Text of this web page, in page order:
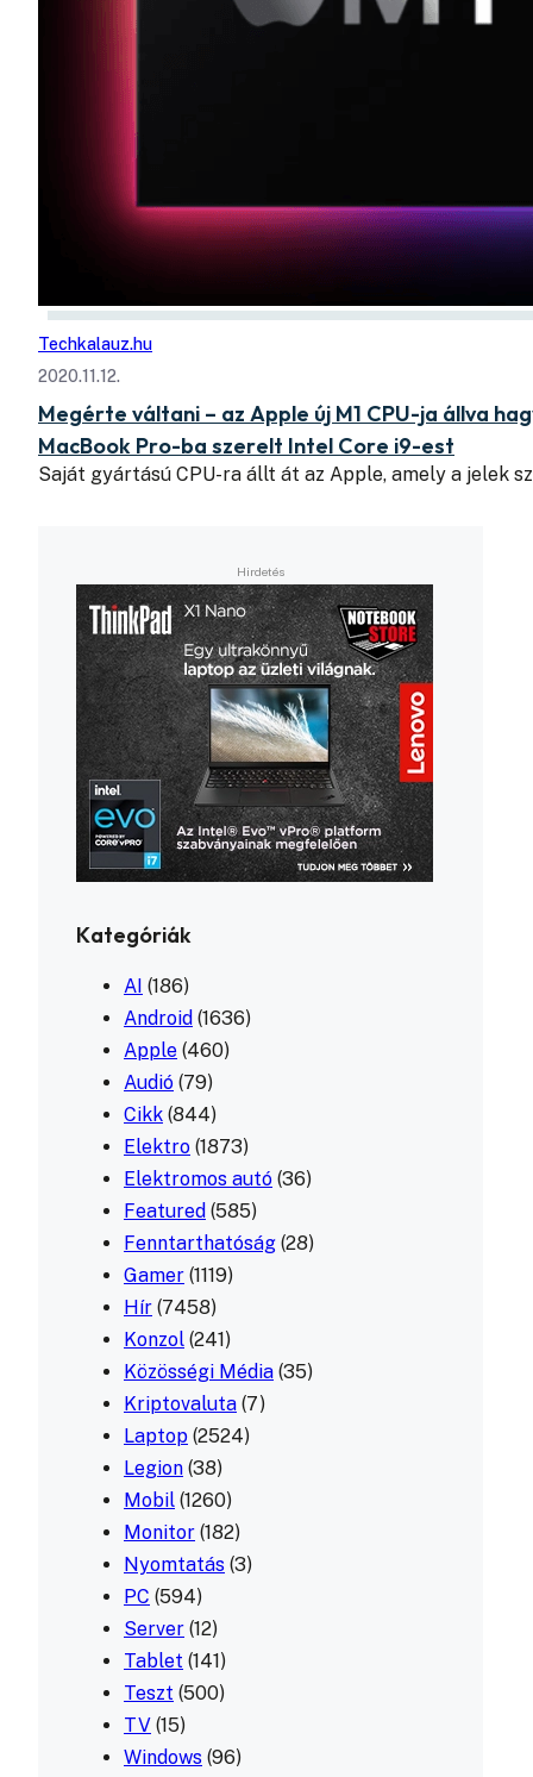
Techkalauz.hu
2020.11.12.
Megérte váltani – az Apple új M1 CPU-ja állva
MacBook Pro-ba szerelt Intel Core i9-est
Saját gyártású CPU-ra állt át az Apple, amely a jelek
Kategóriák
AI (186)
Android (1636)
Apple (460)
Audió (79)
Cikk (844)
Elektro (1873)
Elektromos autó (36)
Featured (585)
Fenntarthatóság (28)
Gamer (1119)
Hír (7458)
Konzol (241)
Közösségi Média (35)
Kriptovaluta (7)
Laptop (2524)
Legion (38)
Mobil (1260)
Monitor (182)
Nyomtatás (3)
PC (594)
Server (12)
Tablet (141)
Teszt (500)
TV (15)
Windows (96)